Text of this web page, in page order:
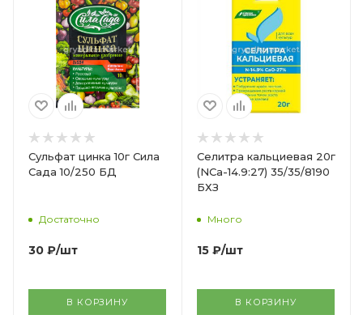
Сульфат цинка 10г Сила
Сада 10/250 БД
Достаточно
30 ₽/шт
В КОРЗИНУ
Селитра кальциевая 20г
(NСа-14.9:27) 35/35/8190
БХЗ
Много
15 ₽/шт
В КОРЗИНУ